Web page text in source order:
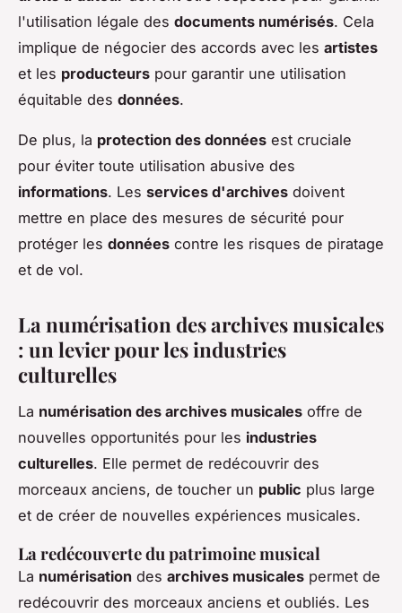
l'utilisation légale des documents numérisés. Cela
implique de négocier des accords avec les artistes
et les producteurs pour garantir une utilisation
équitable des données.
De plus, la protection des données est cruciale
pour éviter toute utilisation abusive des
informations. Les services d'archives doivent
mettre en place des mesures de sécurité pour
protéger les données contre les risques de piratage
et de vol.
La numérisation des archives musicales
: un levier pour les industries
culturelles
La numérisation des archives musicales offre de
nouvelles opportunités pour les industries
culturelles. Elle permet de redécouvrir des
morceaux anciens, de toucher un public plus large
et de créer de nouvelles expériences musicales.
La redécouverte du patrimoine musical
La numérisation des archives musicales permet de
redécouvrir des morceaux anciens et oubliés. Les